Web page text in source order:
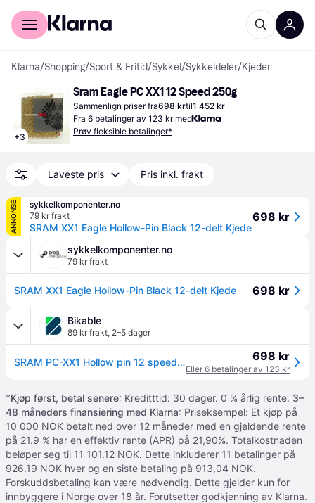
For kunder
Klarna/Shopping/Sport & Fritid/Sykkel /Sykkeldeler/Kjeder
+3
Sram Eagle PC XX1 12 Speed 250g
Sammenlign priser fra698 krtil1 452 kr
Fra 6 betalinger av 123 kr med
Prøv fleksible betalinger*
Laveste pris Pris inkl. frakt
ANNONSE
sykkelkomponenter.no
79 kr frakt
SRAM XX1 Eagle Hollow-Pin Black 12-delt Kjede
698 kr
sykkelkomponenter.no
79 kr frakt
SRAM XX1 Eagle Hollow-Pin Black 12-delt Kjede 698 kr
Bikable
89 kr frakt, 2–5 dager
SRAM PC-XX1 Hollow pin 12 speed Sort 698 kr
Eller 6 betalinger av 123 kr
*Kjøp først, betal senere: Kreditttid: 30 dager. 0 % årlig rente. 3–
48 måneders finansiering med Klarna: Priseksempel: Et kjøp på
10 000 NOK betalt ned over 12 måneder med en gjeldende rente
på 21.9 % har en effektiv rente (APR) på 21,90%. Totalkostnaden
beløper seg til 11 101.12 NOK. Dette inkluderer 11 betalinger på
926.19 NOK hver og en siste betaling på 913,04 NOK.
Forskuddsbetaling kan være nødvendig. Dette gjelder kun for
innbyggere i Norge over 18 år. Forutsetter godkjenning av Klarna.